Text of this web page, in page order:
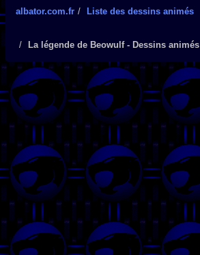
albator.com.fr Liste des dessins animés
La légende de Beowulf - Dessins animés